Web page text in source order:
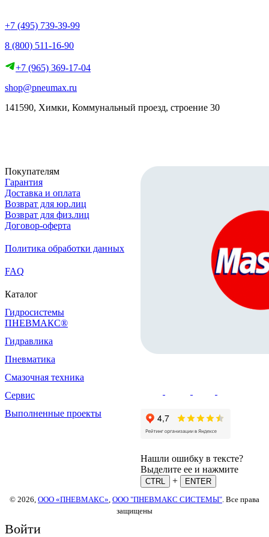
+7 (495) 739-39-99
8 (800) 511-16-90
+7 (965) 369-17-04
shop@pneumax.ru
141590, Химки, Коммунальный проезд, строение 30
Покупателям
Гарантия
Доставка и оплата
Возврат для юр.лиц
Возврат для физ.лиц
Договор-оферта
Политика обработки данных
FAQ
Каталог
Гидросистемы
ПНЕВМАКС®
Гидравлика
Пневматика
Смазочная техника
Сервис
Выполненные проекты
Нашли ошибку в тексте?
Выделите ее и нажмите
CTRL +
ENTER
© 2026, ООО «ПНЕВМАКС» ООО "ПНЕВМАКС СИСТЕМЫ" . Все права
защищены
Войти